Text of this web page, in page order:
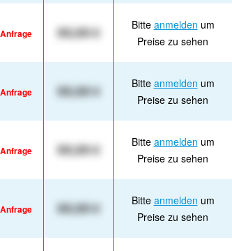
XX,XX € Bitte anmelden um
Preise zu sehen
XX,XX € Bitte anmelden um
Preise zu sehen
XX,XX € Bitte anmelden um
Preise zu sehen
XX,XX € Bitte anmelden um
Preise zu sehen